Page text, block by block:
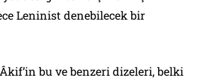
Leninist denebilecek bir
bu ve benzeri dizeleri, belki